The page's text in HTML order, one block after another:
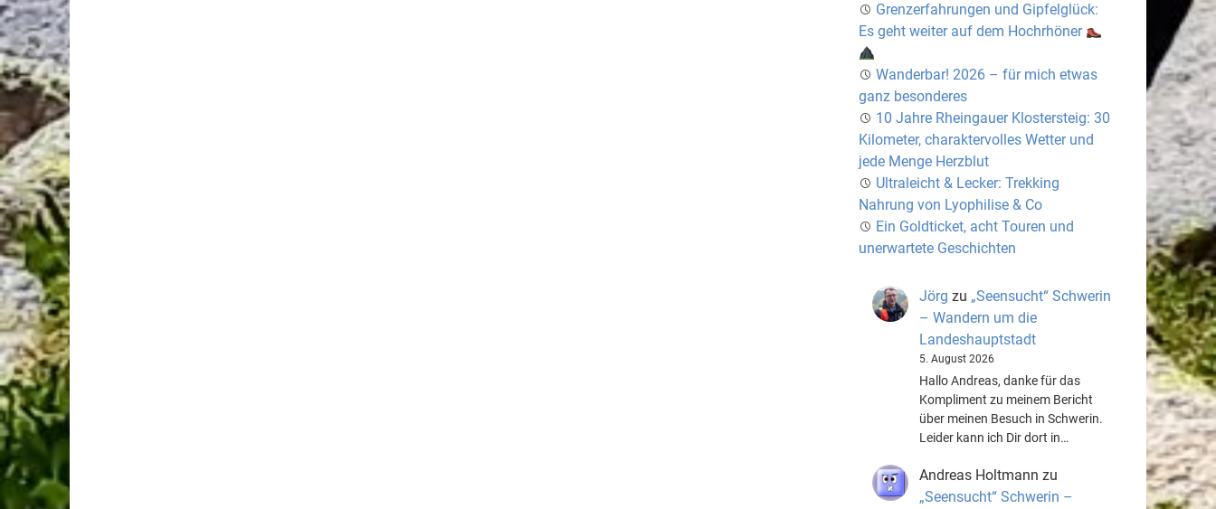
Grenzerfahrungen und Gipfelglück:
Es geht weiter auf dem Hochrhöner
Wanderbar! 2026 – für mich etwas
ganz besonderes
10 Jahre Rheingauer Klostersteig: 30
Kilometer, charaktervolles Wetter und
jede Menge Herzblut
Ultraleicht & Lecker: Trekking
Nahrung von Lyophilise & Co
Ein Goldticket, acht Touren und
unerwartete Geschichten
Jörg zu „Seensucht“ Schwerin
– Wandern um die
Landeshauptstadt
5. August 2026
Hallo Andreas, danke für das
Kompliment zu meinem Bericht
über meinen Besuch in Schwerin.
Leider kann ich Dir dort in…
Andreas Holtmann zu
„Seensucht“ Schwerin –